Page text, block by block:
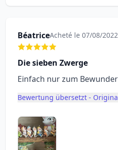
BéatriceAcheté le 07/08/2022
Die sieben Zwerge
Einfach nur zum
Bewertung übersetzt -